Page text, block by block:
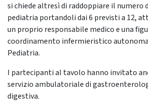
si chiede altresì di raddoppiare il
pediatria portandoli dai 6 previsti a 12,
un proprio responsabile medico e una
coordinamento infermieristico autonoma
Pediatria.
I partecipanti al tavolo hanno invitato
servizio ambulatoriale di
digestiva.